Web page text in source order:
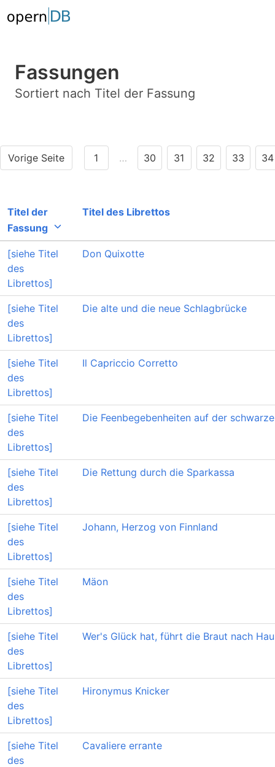
Fassungen
Sortiert nach Titel der Fassung
Vorige Seite 1 … 30 31 32 33 34
Titel der
Fassung
Titel des Librettos
[siehe Titel
des
Librettos]
Don Quixotte
[siehe Titel
des
Librettos]
Die alte und die neue Schlagbrücke
[siehe Titel
des
Librettos]
Il Capriccio Corretto
[siehe Titel
des
Librettos]
Die Feenbegebenheiten auf der
[siehe Titel
des
Librettos]
Die Rettung durch die Sparkassa
[siehe Titel
des
Librettos]
Johann, Herzog von Finnland
[siehe Titel
des
Librettos]
Mäon
[siehe Titel
des
Librettos]
Wer's Glück hat, führt die Braut nach
[siehe Titel
des
Librettos]
Hironymus Knicker
[siehe Titel
des
Cavaliere errante